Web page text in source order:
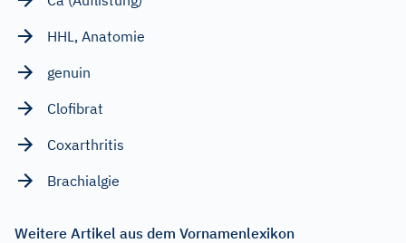
HHL, Anatomie
genuin
Clofibrat
Coxarthritis
Brachialgie
Weitere Artikel aus dem Vornamenlexikon